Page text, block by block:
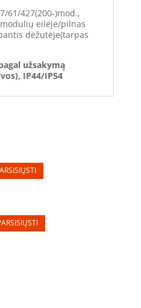
61/427(200-)mod.,
eilėje/pilnas
dėžutėje(tarpas
užsakymą
IP44/IP54